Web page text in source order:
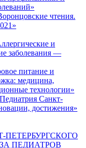
чтения.
и
заболевания —
питание и
медицина,
технологии»
Санкт-
достижения»
ПЕТЕРБУРГСКОГО
ПЕДИАТРОВ